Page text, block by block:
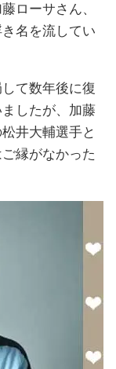
ローサさん、
名を流してい
て数年後に復
したが、加藤
井大輔選手と
縁がなかった